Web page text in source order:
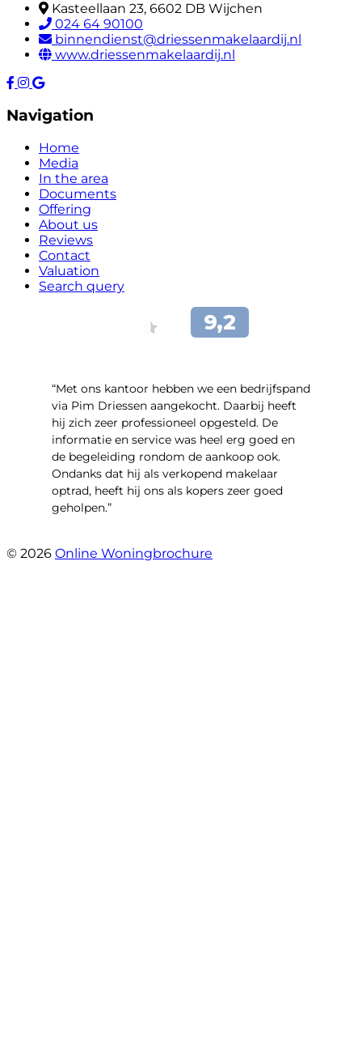
Kasteellaan 23, 6602 DB Wijchen
024 64 90100
binnendienst@driessenmakelaardij.nl
www.driessenmakelaardij.nl
Navigation
Home
Media
In the area
Documents
Offering
About us
Reviews
Contact
Valuation
Search query
“Met ons kantoor hebben we een bedrijfspand
via Pim Driessen aangekocht. Daarbij heeft
hij zich zeer professioneel opgesteld. De
informatie en service was heel erg goed en
de begeleiding rondom de aankoop ook.
Ondanks dat hij als verkopend makelaar
optrad, heeft hij ons als kopers zeer goed
geholpen.”
© 2026 Online Woningbrochure